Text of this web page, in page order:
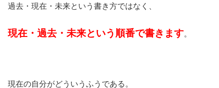
過去・現在・未来という書き方ではなく、
現在・過去・未来という順番で書きます。
現在の自分がどういうふうである。